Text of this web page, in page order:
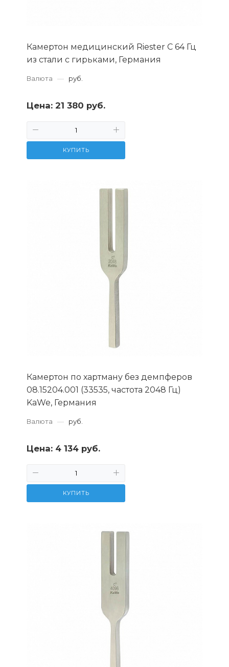
Камертон медицинский Riester С 64 Гц
из стали с гирьками, Германия
Валюта — руб.
Цена: 21 380 руб.
КУПИТЬ
Камертон по хартману без демпферов
08.15204.001 (33535, частота 2048 Гц)
KaWe, Германия
Валюта — руб.
Цена: 4 134 руб.
КУПИТЬ